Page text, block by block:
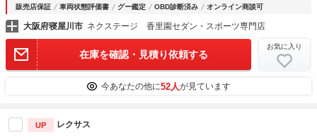
販売店保証 車両状態評価書 グー鑑定 OBD診断済み オンライン商談可
大阪府寝屋川市 ネクステージ 香里園セダン・スポーツ専門店
在庫を確認・見積り依頼する
お気に入り
今あなたの他に52人が見ています
UP レクサス